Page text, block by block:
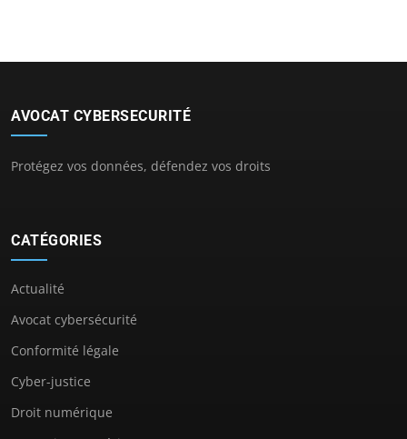
AVOCAT CYBERSECURITÉ
Protégez vos données, défendez vos droits
CATÉGORIES
Actualité
Avocat cybersécurité
Conformité légale
Cyber-justice
Droit numérique